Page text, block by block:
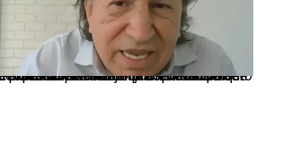
La presidenta Keiko Fujimori informó que la solicitud de indulto presentada por el expresidente Alejandro Toledo será evaluada por la Comisión de Gracias Presidenciales conforme al procedimiento establecido.